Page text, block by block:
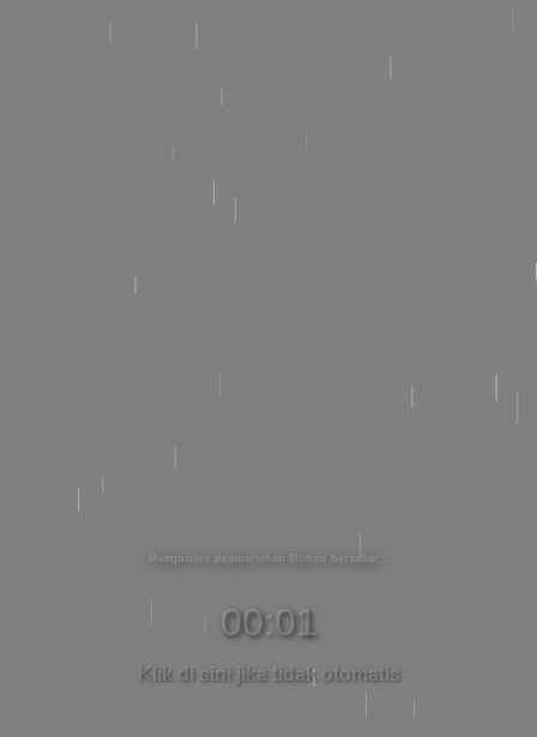
Memproses pembersihan Mohon bersabar
00:01
Klik di sini jika tidak otomatis